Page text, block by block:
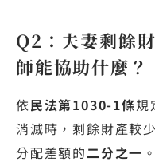
Q2：夫妻剩餘
師能協助什麼？
依民法第1030-1條規
消滅時，剩餘財產較
分配差額的二分之一